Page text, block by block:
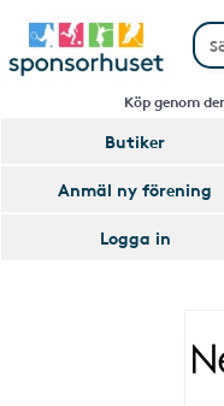
Köp genom
Butiker
Anmäl ny förening
Logga in